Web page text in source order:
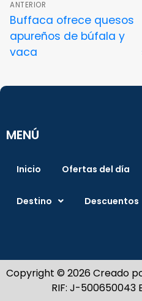
ANTERIOR
Buffaca ofrece quesos
apureños de búfala y
vaca
MENÚ
Inicio Ofertas del día
Destino Descuentos
Copyright © 2026 Creado
RIF: J-500650043